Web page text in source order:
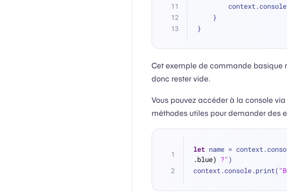
    }
}
Cet exemple de commande basique
donc rester vide.
Vous pouvez accéder à la console
méthodes utiles pour demander des
let name =
.blue) ?" )
context.console.print(